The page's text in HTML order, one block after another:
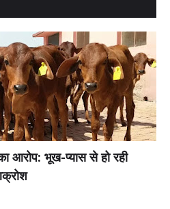
आरोप: भूख-प्यास से हो रही